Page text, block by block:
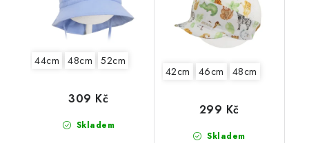
44cm 48cm 52cm
Skladem
309 Kč
42cm 46cm 48cm
Skladem
299 Kč